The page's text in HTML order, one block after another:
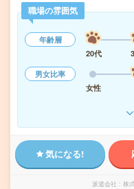
職場の雰囲気
年齢層
20代
男女比率
女性
気になる!
派遣会社 株